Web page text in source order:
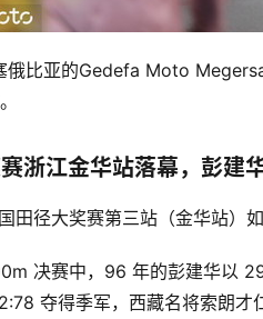
俄比亚的Gedefa Moto
浙江金华站落幕，彭建
径大奖赛第三站（金华站）如
决赛中，96 年的彭建华以
夺得季军，西藏名将索朗才